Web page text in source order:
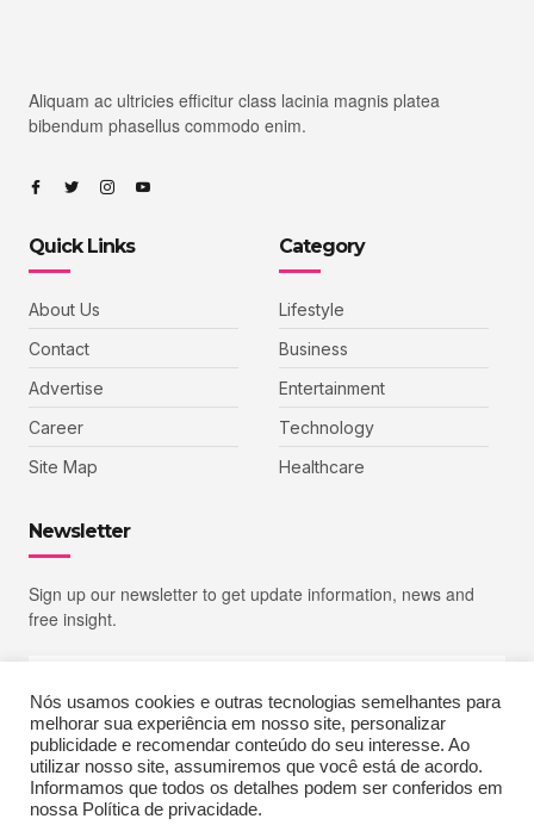
Aliquam ac ultricies efficitur class lacinia magnis platea
bibendum phasellus commodo enim.
Quick Links
About Us
Contact
Advertise
Career
Site Map
Category
Lifestyle
Business
Entertainment
Technology
Healthcare
Newsletter
Sign up our newsletter to get update information, news and
free insight.
SIGN UP
Nós usamos cookies e outras tecnologias semelhantes para
melhorar sua experiência em nosso site, personalizar
publicidade e recomendar conteúdo do seu interesse. Ao
utilizar nosso site, assumiremos que você está de acordo.
Informamos que todos os detalhes podem ser conferidos em
nossa Política de privacidade.